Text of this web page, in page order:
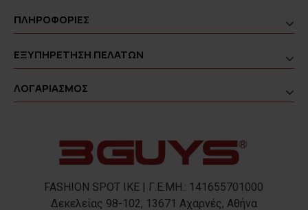
ΠΛΗΡΟΦΟΡΙΕΣ
ΕΞΥΠΗΡΕΤΗΣΗ ΠΕΛΑΤΩΝ
ΛΟΓΑΡΙΑΣΜΟΣ
FASHION SPOT IKE | Γ.Ε.ΜΗ.: 141655701000
Δεκελείας 98-102, 13671 Αχαρνές, Αθήνα